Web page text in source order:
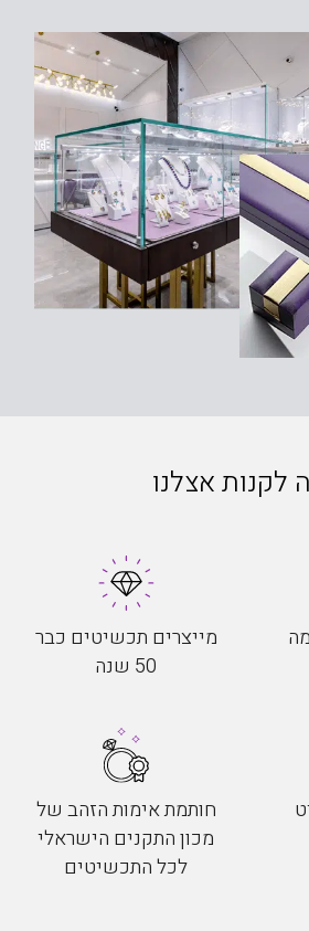
לקנות אצלנו
מייצרים תכשיטים כבר
50 שנה
חותמת אימות הזהב של
מכון התקנים הישראלי
לכל התכשיטים